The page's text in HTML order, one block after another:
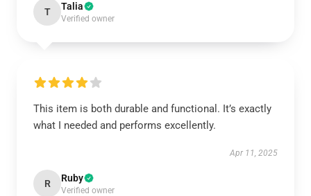
T Talia
Verified owner
This item is both durable and functional. It’s exactly
what I needed and performs excellently.
Apr 11, 2025
R Ruby
Verified owner